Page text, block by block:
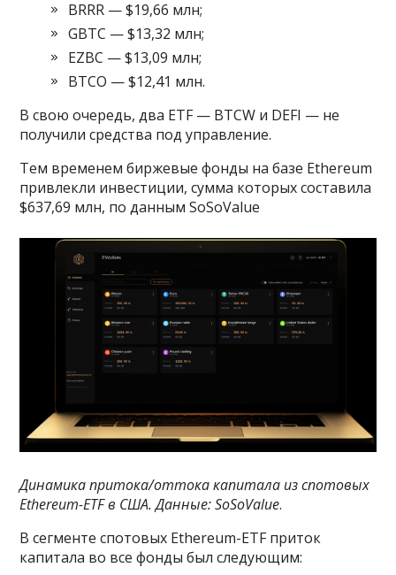
BRRR — $19,66 млн;
GBTC — $13,32 млн;
EZBC — $13,09 млн;
BTCO — $12,41 млн.
В свою очередь, два ETF — BTCW и DEFI — не
получили средства под управление.
Тем временем биржевые фонды на базе Ethereum
привлекли инвестиции, сумма которых составила
$637,69 млн, по данным SoSoValue
Динамика притока/оттока капитала из спотовых
Ethereum-ETF в США. Данные:SoSoValue.
В сегменте спотовых Ethereum-ETF приток
капитала во все фонды был следующим: